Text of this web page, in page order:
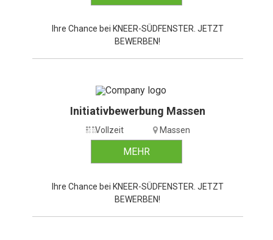
Ihre Chance bei KNEER-SÜDFENSTER. JETZT
BEWERBEN!
Initiativbewerbung Massen
Vollzeit Massen
MEHR
Ihre Chance bei KNEER-SÜDFENSTER. JETZT
BEWERBEN!